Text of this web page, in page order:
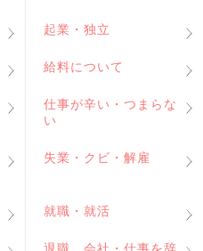
起業・独立
給料について
仕事が辛い・つまらな
い
失業・クビ・解雇
就職・就活